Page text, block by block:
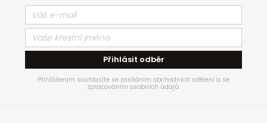
Přihlásit odběr
Přihlášením souhlasíte se zasíláním obchodních sdělení a se
zpracováním osobních údajů.